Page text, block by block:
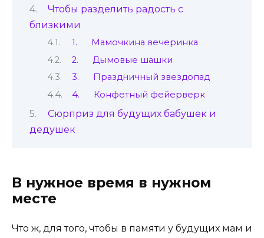
Чтобы разделить радость с
близкими
1. Мамочкина вечеринка
2. Дымовые шашки
3. Праздничный звездопад
4. Конфетный фейерверк
Сюрприз для будущих бабушек и
дедушек
В нужное время в нужном
месте
Что ж, для того, чтобы в памяти у будущих мам и